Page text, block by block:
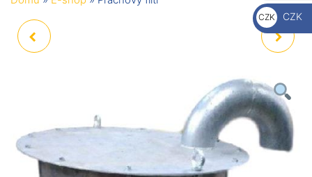
CZK
Kč
CZK